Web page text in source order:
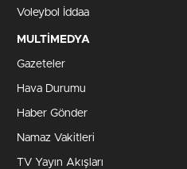
Voleybol İddaa
MULTİMEDYA
Gazeteler
Hava Durumu
Haber Gönder
Namaz Vakitleri
TV Yayın Akışları